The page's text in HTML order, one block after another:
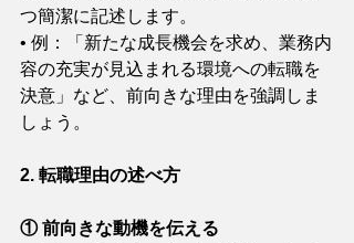
つ簡潔に記述します。
• 例：「新たな成長機会を求め、業務内
容の充実が見込まれる環境への転職を
決意」など、前向きな理由を強調しま
しょう。
2. 転職理由の述べ方
① 前向きな動機を伝える